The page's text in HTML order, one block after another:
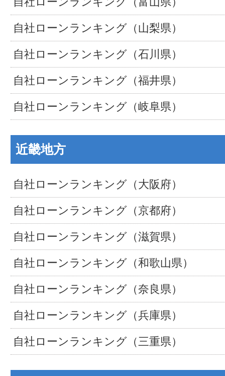
自社ローンランキング（山梨県）
自社ローンランキング（石川県）
自社ローンランキング（福井県）
自社ローンランキング（岐阜県）
近畿地方
自社ローンランキング（大阪府）
自社ローンランキング（京都府）
自社ローンランキング（滋賀県）
自社ローンランキング（和歌山県）
自社ローンランキング（奈良県）
自社ローンランキング（兵庫県）
自社ローンランキング（三重県）